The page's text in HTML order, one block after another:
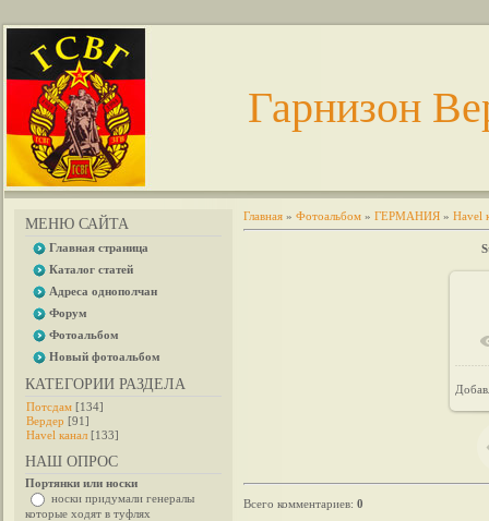
Гарнизон
МЕНЮ САЙТА
Главная страница
Каталог статей
Адреса однополчан
Форум
Фотоальбом
Новый фотоальбом
КАТЕГОРИИ РАЗДЕЛА
Потсдам [134]
Вердер [91]
Havel канал [133]
НАШ ОПРОС
Портянки или носки
носки придумали генералы
которые ходят в туфлях
Главная » Фотоальбом » ГЕРМАНИЯ » Havel
Всего комментариев: 0